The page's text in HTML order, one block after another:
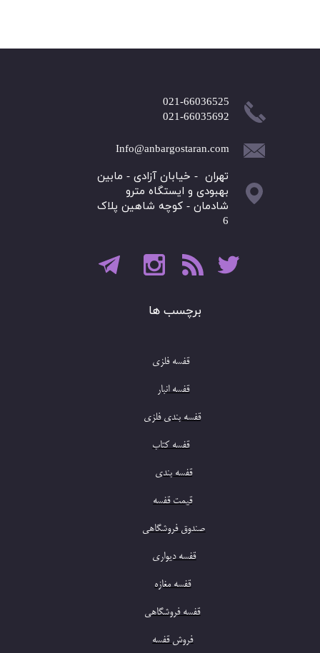
021-66036525
​​​​​021-66035692
تهران - خیابان آزادی - مابین
بهبودی و ایستگاه مترو
شادمان - کوچه شاهین پلاک
6
Info@anbargostaran.com
​​​​​​​​قفسه انبار
​​​​​​​​​قفسه کتاب
​قفسه بندی فلزی
​قیمت قفسه
​​قفسه بندی
​​صندوق فروشگاهی
​قفسه مغازه
​قفسه دیواری
​قفسه فروشگاهی
​فروش قفسه
برچسب ها
​قفسه فلزی